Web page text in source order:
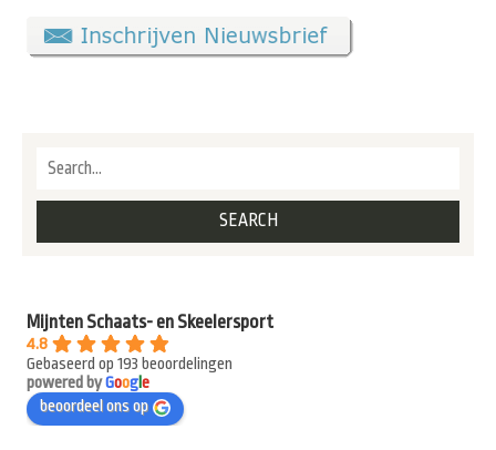
Mijnten Schaats- en Skeelersport
4.8
Gebaseerd op 193 beoordelingen
powered byGoogle
beoordeel ons op